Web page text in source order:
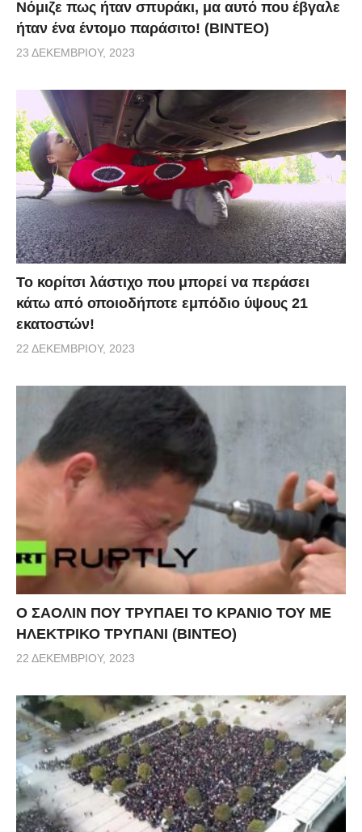
Νόμιζε πως ήταν σπυράκι, μα αυτό που έβγαλε
ήταν ένα έντομο παράσιτο! (BINTEO)
23 ΔΕΚΕΜΒΡΊΟΥ, 2023
Το κορίτσι λάστιχο που μπορεί να περάσει
κάτω από οποιοδήποτε εμπόδιο ύψους 21
εκατοστών!
22 ΔΕΚΕΜΒΡΊΟΥ, 2023
Ο ΣΑΟΛΙΝ ΠΟΥ ΤΡΥΠΑΕΙ ΤΟ ΚΡΑΝΙΟ ΤΟΥ ΜΕ
ΗΛΕΚΤΡΙΚΟ ΤΡΥΠΑΝΙ (ΒΙΝΤΕΟ)
22 ΔΕΚΕΜΒΡΊΟΥ, 2023